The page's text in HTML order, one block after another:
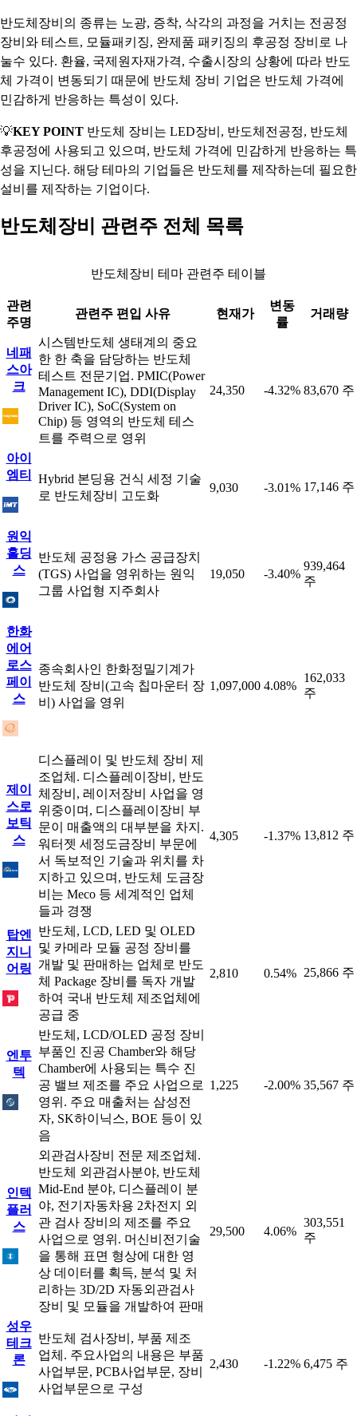
반도체장비의 종류는 노광, 증착, 삭각의 과정을 거치는 전공정
장비와 테스트, 모듈패키징, 완제품 패키징의 후공정 장비로 나
눌수 있다. 환율, 국제원자재가격, 수출시장의 상황에 따라 반도
체 가격이 변동되기 때문에 반도체 장비 기업은 반도체 가격에
민감하게 반응하는 특성이 있다.
💡KEY POINT 반도체 장비는 LED장비, 반도체전공정, 반도체
후공정에 사용되고 있으며, 반도체 가격에 민감하게 반응하는 특
성을 지닌다. 해당 테마의 기업들은 반도체를 제작하는데 필요한
설비를 제작하는 기업이다.
반도체장비 관련주 전체 목록
반도체장비 테마 관련주 테이블
관련
주명
관련주 편입 사유 현재가
변동
률
거래량
네패
스아
크
시스템반도체 생태계의 중요
한 한 축을 담당하는 반도체
테스트 전문기업. PMIC(Power
Management IC), DDI(Display
Driver IC), SoC(System on
Chip) 등 영역의 반도체 테스
트를 주력으로 영위
24,350 -4.32% 83,670 주
아이
엠티
Hybrid 본딩용 건식 세정 기술
로 반도체장비 고도화
9,030 -3.01% 17,146 주
원익
홀딩
스
반도체 공정용 가스 공급장치
(TGS) 사업을 영위하는 원익
그룹 사업형 지주회사
19,050 -3.40%
939,464
주
한화
에어
로스
페이
스
종속회사인 한화정밀기계가
반도체 장비(고속 칩마운터 장
비) 사업을 영위
1,097,000 4.08%
162,033
주
제이
스로
보틱
스
디스플레이 및 반도체 장비 제
조업체. 디스플레이장비, 반도
체장비, 레이저장비 사업을 영
위중이며, 디스플레이장비 부
문이 매출액의 대부분을 차지.
워터젯 세정도금장비 부문에
서 독보적인 기술과 위치를 차
지하고 있으며, 반도체 도금장
비는 Meco 등 세계적인 업체
들과 경쟁
4,305 -1.37% 13,812 주
탑엔
지니
어링
반도체, LCD, LED 및 OLED
및 카메라 모듈 공정 장비를
개발 및 판매하는 업체로 반도
체 Package 장비를 독자 개발
하여 국내 반도체 제조업체에
공급 중
2,810 0.54% 25,866 주
엔투
텍
반도체, LCD/OLED 공정 장비
부품인 진공 Chamber와 해당
Chamber에 사용되는 특수 진
공 밸브 제조를 주요 사업으로
영위. 주요 매출처는 삼성전
자, SK하이닉스, BOE 등이 있
음
1,225 -2.00% 35,567 주
인텍
플러
스
외관검사장비 전문 제조업체.
반도체 외관검사분야, 반도체
Mid-End 분야, 디스플레이 분
야, 전기자동차용 2차전지 외
관 검사 장비의 제조를 주요
사업으로 영위. 머신비전기술
을 통해 표면 형상에 대한 영
상 데이터를 획득, 분석 및 처
리하는 3D/2D 자동외관검사
장비 및 모듈을 개발하여 판매
29,500 4.06%
303,551
주
성우
테크
론
반도체 검사장비, 부품 제조
업체. 주요사업의 내용은 부품
사업부문, PCB사업부문, 장비
사업부문으로 구성
2,430 -1.22% 6,475 주